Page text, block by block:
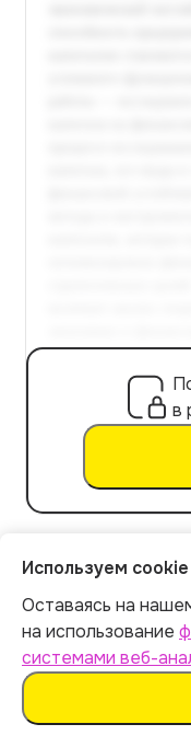
в
Расчет
Экспорт
Не
Используем
Оставаясь на
на использование
системами веб-